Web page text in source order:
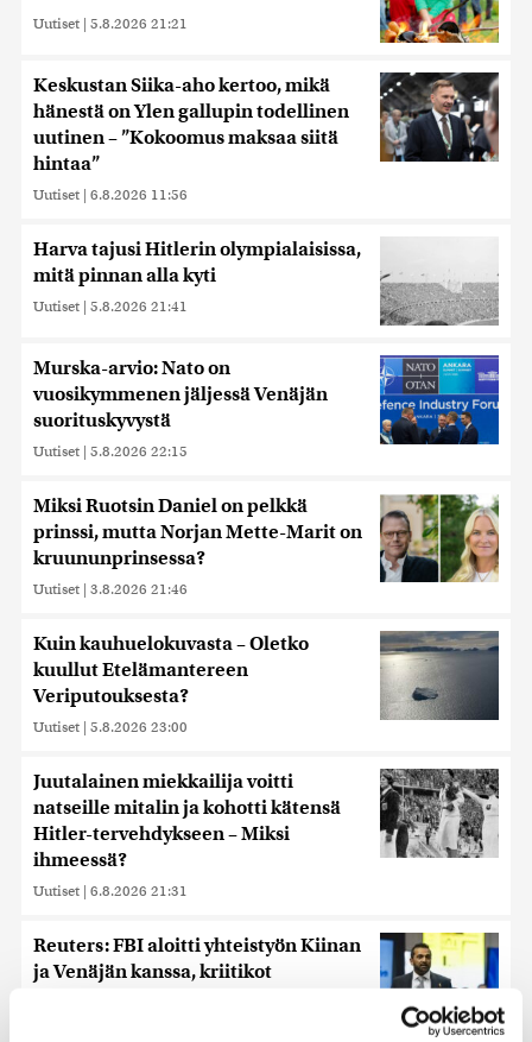
Uutiset | 5.8.2026 21:21
Keskustan Siika-aho kertoo, mikä
hänestä on Ylen gallupin todellinen
uutinen – ”Kokoomus maksaa siitä
hintaa”
Uutiset | 6.8.2026 11:56
Harva tajusi Hitlerin olympialaisissa,
mitä pinnan alla kyti
Uutiset | 5.8.2026 21:41
Murska-arvio: Nato on
vuosikymmenen jäljessä Venäjän
suorituskyvystä
Uutiset | 5.8.2026 22:15
Miksi Ruotsin Daniel on pelkkä
prinssi, mutta Norjan Mette-Marit on
kruununprinsessa?
Uutiset | 3.8.2026 21:46
Kuin kauhuelokuvasta – Oletko
kuullut Etelämantereen
Veriputouksesta?
Uutiset | 5.8.2026 23:00
Juutalainen miekkailija voitti
natseille mitalin ja kohotti kätensä
Hitler-tervehdykseen – Miksi
ihmeessä?
Uutiset | 6.8.2026 21:31
Reuters: FBI aloitti yhteistyön Kiinan
ja Venäjän kanssa, kriitikot